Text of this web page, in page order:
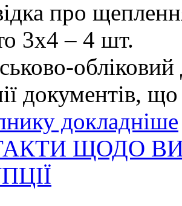
про
3х4 – 4 шт.
документів,
докладніше
ЩОДО